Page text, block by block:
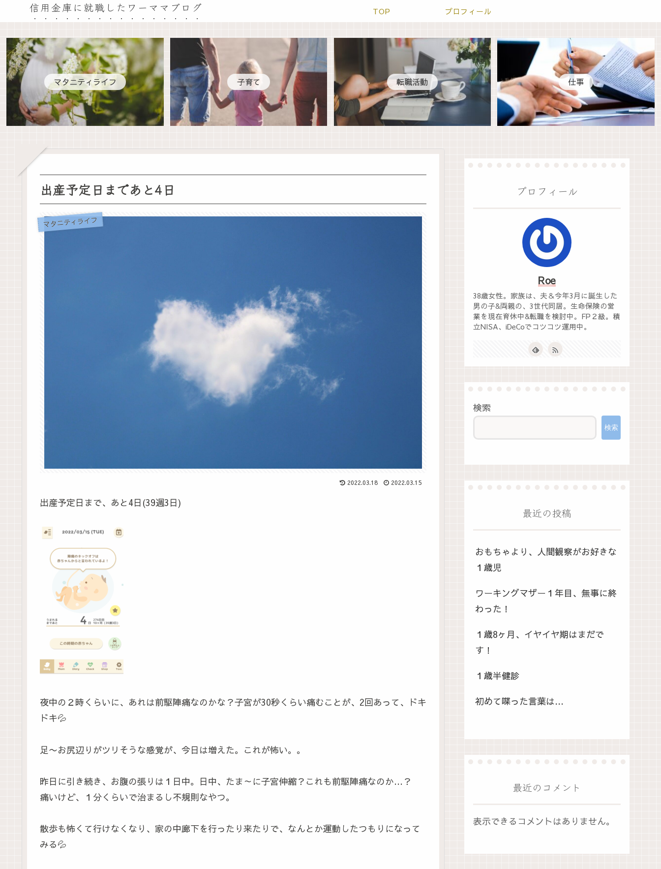
信用金庫に就職したワーママブログ TOP プロフィール
マタニティライフ 子育て 転職活動 仕事
出産予定日まであと4日
マタニティライフ
2022.03.18 2022.03.15
出産予定日まで、あと4日(39週3日)
夜中の２時くらいに、あれは前駆陣痛なのかな？子宮が30秒くらい痛むことが、2回あって、ドキ
ドキ💦
足〜お尻辺りがツリそうな感覚が、今日は増えた。これが怖い。。
昨日に引き続き、お腹の張りは１日中。日中、たま～に子宮伸縮？これも前駆陣痛なのか…？
痛いけど、１分くらいで治まるし不規則なやつ。
散歩も怖くて行けなくなり、家の中廊下を行ったり来たりで、なんとか運動したつもりになって
みる💦
プロフィール
Roe
38歳女性。家族は、夫＆今年3月に誕生した
男の子&両親の、3世代同居。生命保険の営
業を現在育休中&転職を検討中。FP２級。積
立NISA、iDeCoでコツコツ運用中。
検索
検索
最近の投稿
おもちゃより、人間観察がお好きな
１歳児
ワーキングマザー１年目、無事に終
わった！
１歳8ヶ月、イヤイヤ期はまだで
す！
１歳半健診
初めて喋った言葉は…
最近のコメント
表示できるコメントはありません。